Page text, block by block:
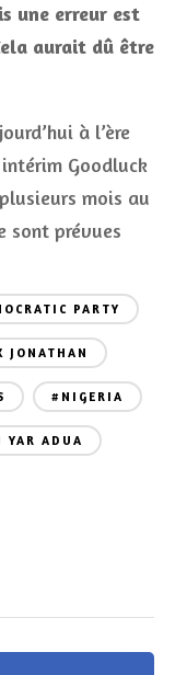
une erreur est
aurait dû être
à l’ère
Goodluck
mois au
sont prévues
PARTY
JONATHAN
#NIGERIA
YAR ADUA